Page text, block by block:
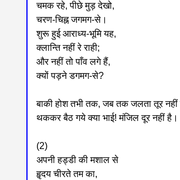
चमक रहे, पीछे मुड़ देखो,
चरण-चिह्न जगमग-से।
शुरू हुई आराध्य-भूमि यह,
क्लान्ति नहीं रे राही;
और नहीं तो पाँव लगे हैं,
क्यों पड़ने डगमग-से?
बाकी होश तभी तक, जब तक जलता तूर नहीं
थककर बैठ गये क्या भाई! मंजिल दूर नहीं है।
(2)
अपनी हड्डी की मशाल से
हॄदय चीरते तम का,